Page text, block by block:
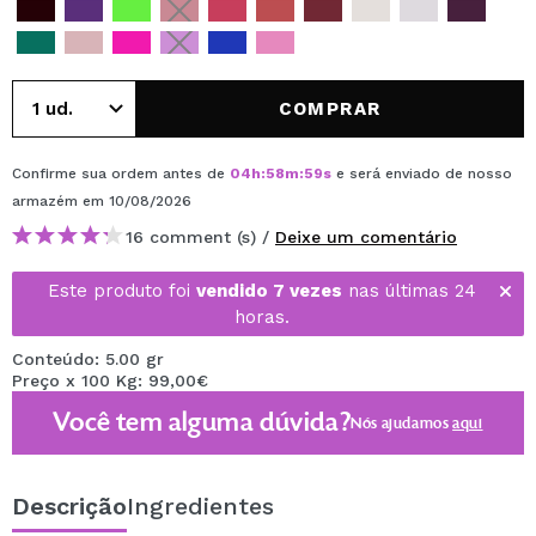
COMPRAR
Confirme sua ordem antes de 04h:58m:59s e será enviado de nosso
armazém em 10/08/2026
16 comment (s) / Deixe um comentário
Este produto foi vendido 7 vezes nas últimas 24
horas.
Conteúdo: 5.00 gr
Preço x 100 Kg: 99,00€
Você tem alguma dúvida?Nós ajudamosaqui
DescriçãoIngredientes